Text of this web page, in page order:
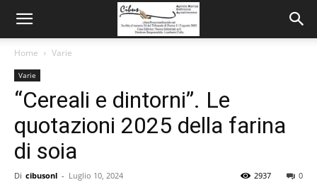
Home Varie
Varie
“Cereali e dintorni”. Le
quotazioni 2025 della farina
di soia
Di cibusonl - Luglio 10, 2024 0
2937